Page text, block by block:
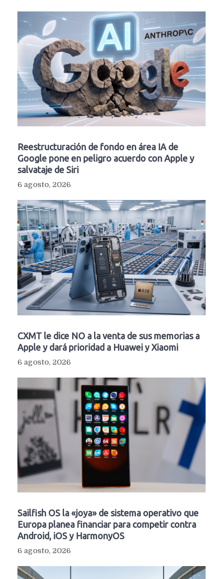
Reestructuración de fondo en área IA de
Google pone en peligro acuerdo con Apple y
salvataje de Siri
6 agosto, 2026
CXMT le dice NO a la venta de sus memorias a
Apple y dará prioridad a Huawei y Xiaomi
6 agosto, 2026
Sailfish OS la «joya» de sistema operativo que
Europa planea financiar para competir contra
Android, iOS y HarmonyOS
6 agosto, 2026